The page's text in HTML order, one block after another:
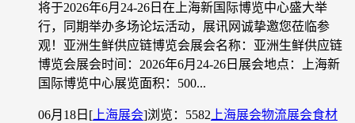
将于2026年6月24-26日在上海新国际博览中心盛大举
行，同期举办多场论坛活动，展讯网诚挚邀您莅临参
观！亚洲生鲜供应链博览会展会名称：亚洲生鲜供应链
博览会展会时间：2026年6月24-26日展会地点：上海新
国际博览中心展览面积：500...
06月18日 [ 上海展会]浏览：5582 上海展会物流展会食材